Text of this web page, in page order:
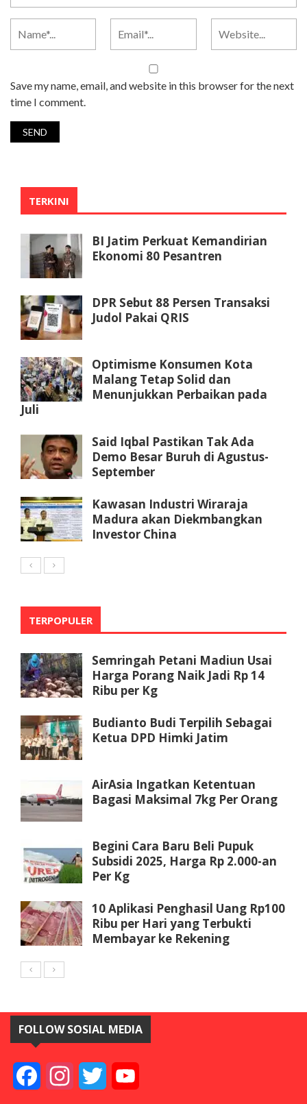
Save my name, email, and website in this browser for the next
time I comment.
TERKINI
BI Jatim Perkuat Kemandirian
Ekonomi 80 Pesantren
DPR Sebut 88 Persen Transaksi
Judol Pakai QRIS
Optimisme Konsumen Kota
Malang Tetap Solid dan
Menunjukkan Perbaikan pada
Juli
Said Iqbal Pastikan Tak Ada
Demo Besar Buruh di Agustus-
September
Kawasan Industri Wiraraja
Madura akan Diekmbangkan
Investor China
TERPOPULER
Semringah Petani Madiun Usai
Harga Porang Naik Jadi Rp 14
Ribu per Kg
Budianto Budi Terpilih Sebagai
Ketua DPD Himki Jatim
AirAsia Ingatkan Ketentuan
Bagasi Maksimal 7kg Per Orang
Begini Cara Baru Beli Pupuk
Subsidi 2025, Harga Rp 2.000-an
Per Kg
10 Aplikasi Penghasil Uang Rp100
Ribu per Hari yang Terbukti
Membayar ke Rekening
FOLLOW SOSIAL MEDIA
FacebookInstagramTwitter